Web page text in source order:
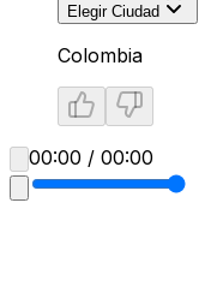
Elegir Ciudad
Colombia
00:00 / 00:00